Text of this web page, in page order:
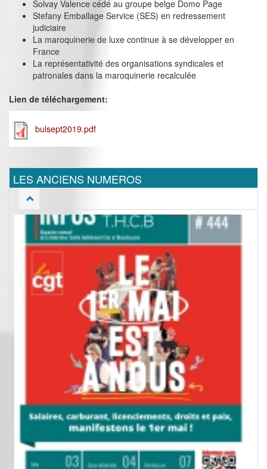
Solvay Valence cédé au groupe belge Domo Page
Stefany Emballage Service (SES) en redressement
judiciaire
La maroquinerie de luxe continue à se développer en
France
La représentativité des organisations syndicales et
patronales dans la maroquinerie recalculée
Lien de téléchargement:
bulsept2019.pdf
LES ANCIENS NUMEROS